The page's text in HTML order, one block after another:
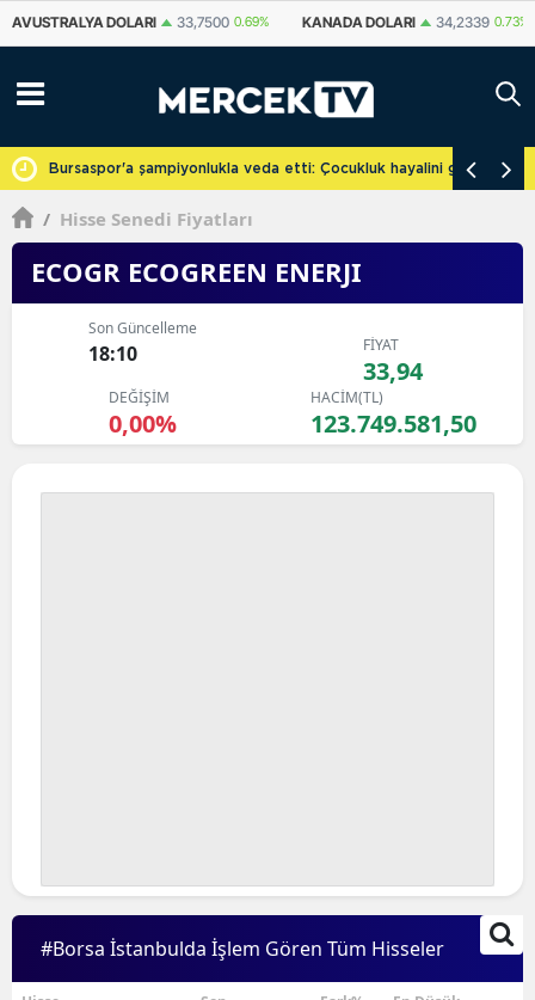
KANADA DOLARI 34,2339 0.73% İSVIÇRE FRANKI 59,1179 0.82%
Bursaspor'a şampiyonlukla veda etti: Çocukluk hayalini
/ Hisse Senedi Fiyatları
ECOGR ECOGREEN ENERJI
Son Güncelleme
18:10 FİYAT
33,94
DEĞİŞİM
0,00%
HACİM(TL)
123.749.581,50
#Borsa İstanbulda İşlem Gören Tüm Hisseler